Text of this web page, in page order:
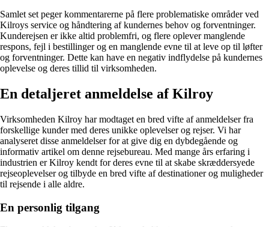
Samlet set peger kommentarerne på flere problematiske områder ved
Kilroys service og håndtering af kundernes behov og forventninger.
Kunderejsen er ikke altid problemfri, og flere oplever manglende
respons, fejl i bestillinger og en manglende evne til at leve op til løfter
og forventninger. Dette kan have en negativ indflydelse på kundernes
oplevelse og deres tillid til virksomheden.
En detaljeret anmeldelse af Kilroy
Virksomheden Kilroy har modtaget en bred vifte af anmeldelser fra
forskellige kunder med deres unikke oplevelser og rejser. Vi har
analyseret disse anmeldelser for at give dig en dybdegående og
informativ artikel om denne rejsebureau. Med mange års erfaring i
industrien er Kilroy kendt for deres evne til at skabe skræddersyede
rejseoplevelser og tilbyde en bred vifte af destinationer og muligheder
til rejsende i alle aldre.
En personlig tilgang